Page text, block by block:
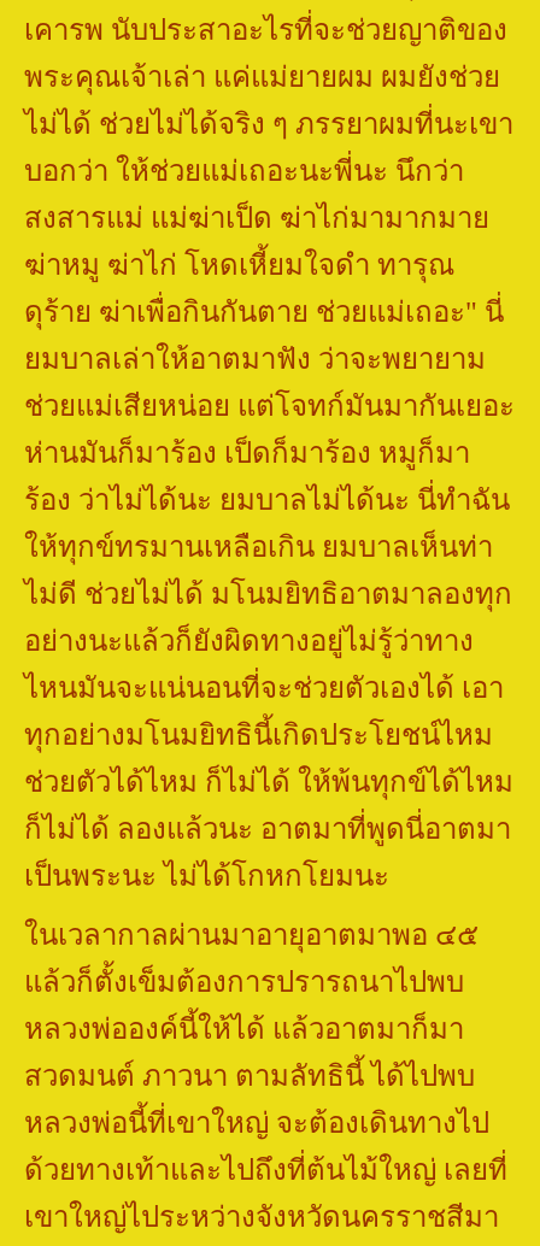
เคารพ นับประสาอะไรที่จะช่วยญาติของ
พระคุณเจ้าเล่า แค่แม่ยายผม ผมยังช่วย
ไม่ได้ ช่วยไม่ได้จริง ๆ ภรรยาผมที่นะเขา
บอกว่า ให้ช่วยแม่เถอะนะพี่นะ นึกว่า
สงสารแม่ แม่ฆ่าเป็ด ฆ่าไก่มามากมาย
ฆ่าหมู ฆ่าไก่ โหดเหี้ยมใจดำ ทารุณ
ดุร้าย ฆ่าเพื่อกินกันตาย ช่วยแม่เถอะ" นี่
ยมบาลเล่าให้อาตมาฟัง ว่าจะพยายาม
ช่วยแม่เสียหน่อย แต่โจทก์มันมากันเยอะ
ห่านมันก็มาร้อง เป็ดก็มาร้อง หมูก็มา
ร้อง ว่าไม่ได้นะ ยมบาลไม่ได้นะ นี่ทำฉัน
ให้ทุกข์ทรมานเหลือเกิน ยมบาลเห็นท่า
ไม่ดี ช่วยไม่ได้ มโนมยิทธิอาตมาลองทุก
อย่างนะแล้วก็ยังผิดทางอยู่ไม่รู้ว่าทาง
ไหนมันจะแน่นอนที่จะช่วยตัวเองได้ เอา
ทุกอย่างมโนมยิทธินี้เกิดประโยชน์ไหม
ช่วยตัวได้ไหม ก็ไม่ได้ ให้พ้นทุกข์ได้ไหม
ก็ไม่ได้ ลองแล้วนะ อาตมาที่พูดนี่อาตมา
เป็นพระนะ ไม่ได้โกหกโยมนะ
ในเวลากาลผ่านมาอายุอาตมาพอ ๔๕
แล้วก็ตั้งเข็มต้องการปรารถนาไปพบ
หลวงพ่อองค์นี้ให้ได้ แล้วอาตมาก็มา
สวดมนต์ ภาวนา ตามลัทธินี้ ได้ไปพบ
หลวงพ่อนี้ที่เขาใหญ่ จะต้องเดินทางไป
ด้วยทางเท้าและไปถึงที่ต้นไม้ใหญ่ เลยที่
เขาใหญ่ไประหว่างจังหวัดนครราชสีมา